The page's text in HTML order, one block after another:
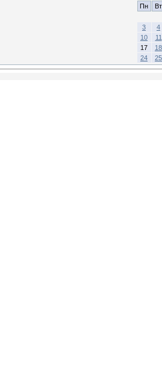
Пн Вт
3
4
10
11
17
18
24
25